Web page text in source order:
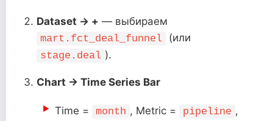
Dataset → + — выбираем
mart.fct_deal_funnel (или
stage.deal ).
Chart → Time Series Bar
Time = month , Metric = pipeline ,